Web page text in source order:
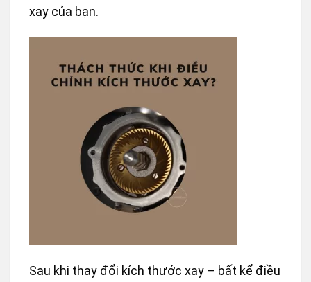
xay của bạn.
Sau khi thay đổi kích thước xay – bất kể điều